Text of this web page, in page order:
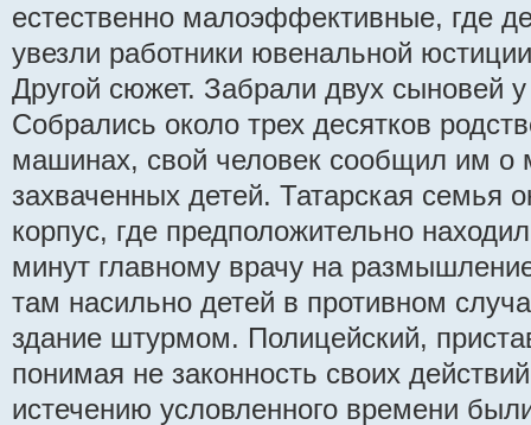
естественно малоэффективные, где
увезли работники ювенальной
Другой сюжет. Забрали двух сыновей
Собрались около трех десятков
машинах, свой человек сообщил им о
захваченных детей. Татарская семья
корпус, где предположительно
минут главному врачу на
там насильно детей в противном
здание штурмом. Полицейский,
понимая не законность своих
истечению условленного времени